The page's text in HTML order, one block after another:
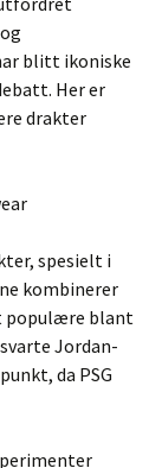
blitt ikoniske
Her er
drakter
spesielt i
kombinerer
populære blant
Jordan-
da PSG